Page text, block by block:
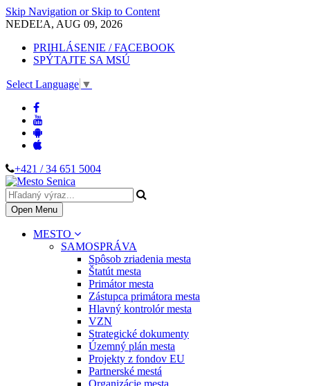
Skip Navigation or Skip to Content
NEDEĽA, AUG 09, 2026
PRIHLÁSENIE / FACEBOOK
SPÝTAJTE SA MSÚ
Select Language ▼
+421 / 34 651 5004
Open Menu
MESTO
SAMOSPRÁVA
Spôsob zriadenia mesta
Štatút mesta
Primátor mesta
Zástupca primátora mesta
Hlavný kontrolór mesta
VZN
Strategické dokumenty
Územný plán mesta
Projekty z fondov EU
Partnerské mestá